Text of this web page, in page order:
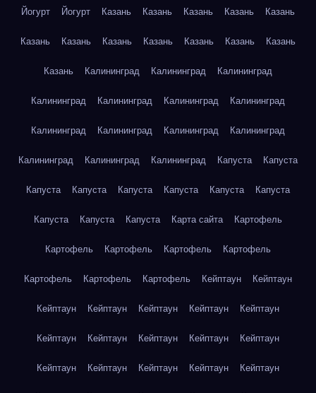
Йогурт Йогурт Казань Казань Казань Казань Казань
Казань Казань Казань Казань Казань Казань Казань
Казань Калининград Калининград Калининград
Калининград Калининград Калининград Калининград
Калининград Калининград Калининград Калининград
Калининград Калининград Калининград Капуста Капуста
Капуста Капуста Капуста Капуста Капуста Капуста
Капуста Капуста Капуста Карта сайта Картофель
Картофель Картофель Картофель Картофель
Картофель Картофель Картофель Кейптаун Кейптаун
Кейптаун Кейптаун Кейптаун Кейптаун Кейптаун
Кейптаун Кейптаун Кейптаун Кейптаун Кейптаун
Кейптаун Кейптаун Кейптаун Кейптаун Кейптаун